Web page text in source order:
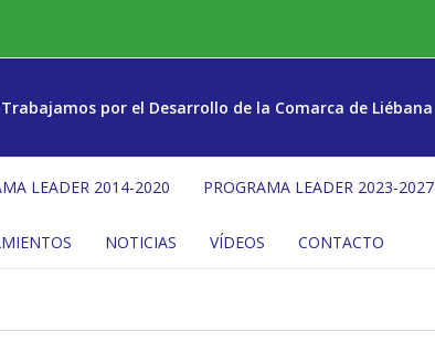
Trabajamos por el Desarrollo de la Comarca de Liébana
LEADER 2014-2020 PROGRAMA LEADER 2023-2027
NOTICIAS VÍDEOS CONTACTO